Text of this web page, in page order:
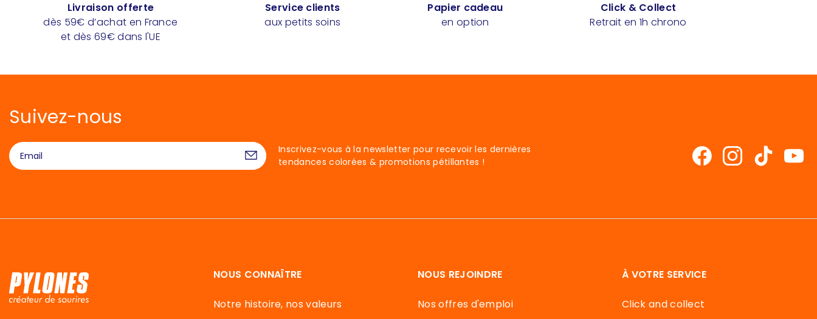
Livraison offerte
dès 59€ d’achat en France
et dès 69€ dans l'UE
Service clients
aux petits soins
Papier cadeau
en option
Click & Collect
Retrait en 1h chrono
Suivez-nous
Inscrivez-vous à la newsletter pour recevoir les dernières
tendances colorées & promotions pétillantes !
NOUS CONNAÎTRE
Notre histoire, nos valeurs
NOUS REJOINDRE
Nos offres d'emploi
À VOTRE SERVICE
Click and collect